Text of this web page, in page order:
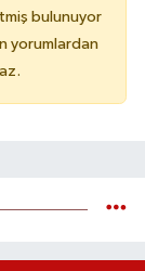
bulunuyor
yorumlardan